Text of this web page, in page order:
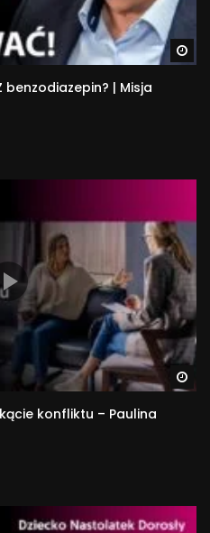
benzodiazepin? | Misja
konfliktu – Paulina